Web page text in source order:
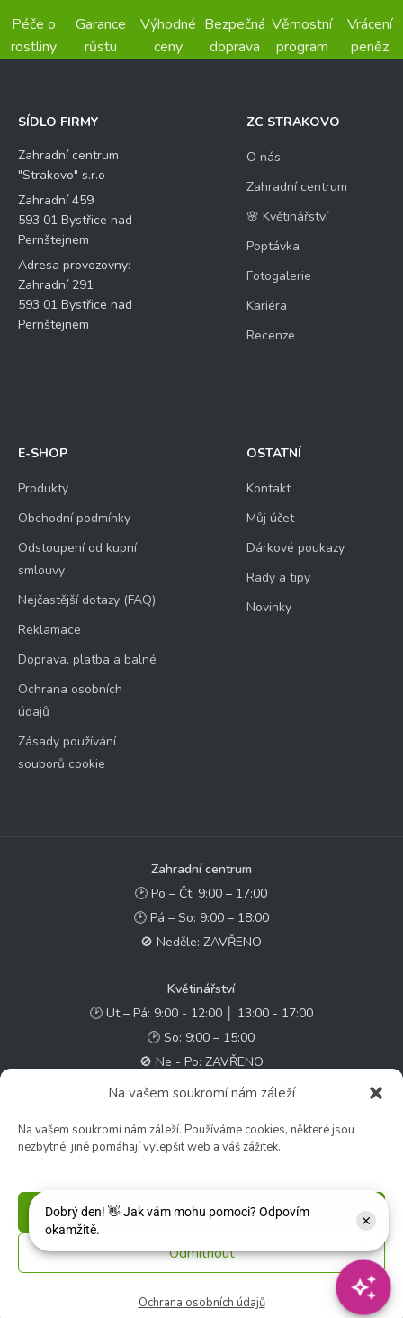
Na vašem soukromí nám záleží
Na vašem soukromí nám záleží. Používáme cookies, některé jsou
nezbytné, jiné pomáhají vylepšit web a váš zážitek.
Příjmout
Odmítnout
Ochrana osobních údajů
Péče o
rostliny
Garance
růstu
Výhodné
ceny
Bezpečná
doprava
Věrnostní
program
Vrácení
peněz
SÍDLO FIRMY
Zahradní centrum
"Strakovo" s.r.o
Zahradní 459
593 01 Bystřice nad
Pernštejnem
Adresa provozovny:
Zahradní 291
593 01 Bystřice nad
Pernštejnem
ZC STRAKOVO
O nás
Zahradní centrum
🌸 Květinářství
Poptávka
Fotogalerie
Kariéra
Recenze
E-SHOP
Produkty
Obchodní podmínky
Odstoupení od kupní
smlouvy
Nejčastější dotazy (FAQ)
Reklamace
Doprava, platba a balné
Ochrana osobních
údajů
Zásady používání
souborů cookie
OSTATNÍ
Kontakt
Můj účet
Dárkové poukazy
Rady a tipy
Novinky
Zahradní centrum
🕑 Po – Čt: 9:00 – 17:00
🕑 Pá – So: 9:00 – 18:00
🚫 Neděle: ZAVŘENO
Květinářství
🕑 Ut – Pá: 9:00 - 12:00 │ 13:00 - 17:00
🕑 So: 9:00 – 15:00
🚫 Ne - Po: ZAVŘENO
✉️ e-shop@zcstrakovo.cz
© 2026 Zahradní centrum "Strakovo" s.r.o. – Všechna práva vyhrazena. |
Vytvořilo
inetio s. r. o.